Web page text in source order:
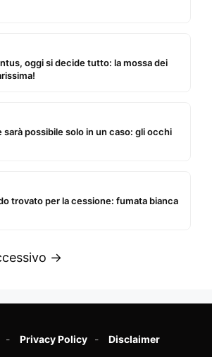
oggi si decide tutto: la mossa dei
sarà possibile solo in un caso: gli occhi
trovato per la cessione: fumata bianca
→
Privacy Policy Disclaimer